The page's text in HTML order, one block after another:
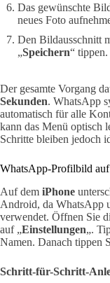
Das gewünschte
neues Foto
Den Bildausschnitt
„Speichern“ tippen.
Der gesamte Vorgang
Sekunden. WhatsApp
automatisch für alle
kann das Menü optisch
Schritte bleiben jedoch
WhatsApp-Profilbild
Auf dem iPhone
Android, da WhatsApp
verwendet. Öffnen Sie
auf „Einstellungen„.
Namen. Danach tippen
Schritt-für-Schritt-